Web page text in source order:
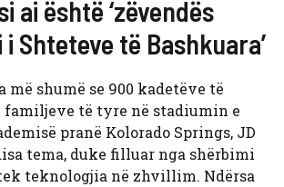
ai është ‘zëvendës
Shteteve të Bashkuara’
më shumë se 900 kadetëve të
familjeve të tyre në stadiumin e
pranë Kolorado Springs, JD
tema, duke filluar nga shërbimi
teknologjia në zhvillim. Ndërsa